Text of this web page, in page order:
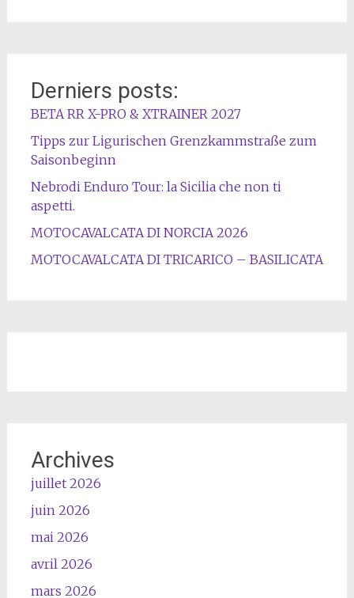
Derniers posts:
BETA RR X-PRO & XTRAINER 2027
Tipps zur Ligurischen Grenzkammstraße zum
Saisonbeginn
Nebrodi Enduro Tour: la Sicilia che non ti
aspetti.
MOTOCAVALCATA DI NORCIA 2026
MOTOCAVALCATA DI TRICARICO – BASILICATA
Archives
juillet 2026
juin 2026
mai 2026
avril 2026
mars 2026